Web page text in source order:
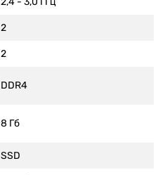
2
2
DDR4
8 Гб
SSD